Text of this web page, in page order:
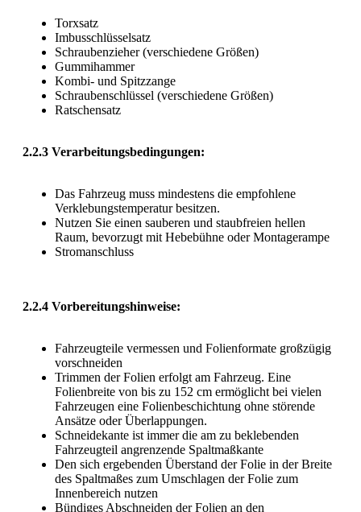
Torxsatz
Imbusschlüsselsatz
Schraubenzieher (verschiedene Größen)
Gummihammer
Kombi- und Spitzzange
Schraubenschlüssel (verschiedene Größen)
Ratschensatz
2.2.3 Verarbeitungsbedingungen:
Das Fahrzeug muss mindestens die empfohlene
Verklebungstemperatur besitzen.
Nutzen Sie einen sauberen und staubfreien hellen
Raum, bevorzugt mit Hebebühne oder Montagerampe
Stromanschluss
2.2.4 Vorbereitungshinweise:
Fahrzeugteile vermessen und Folienformate großzügig
vorschneiden
Trimmen der Folien erfolgt am Fahrzeug. Eine
Folienbreite von bis zu 152 cm ermöglicht bei vielen
Fahrzeugen eine Folienbeschichtung ohne störende
Ansätze oder Überlappungen.
Schneidekante ist immer die am zu beklebenden
Fahrzeugteil angrenzende Spaltmaßkante
Den sich ergebenden Überstand der Folie in der Breite
des Spaltmaßes zum Umschlagen der Folie zum
Innenbereich nutzen
Bündiges Abschneiden der Folien an den